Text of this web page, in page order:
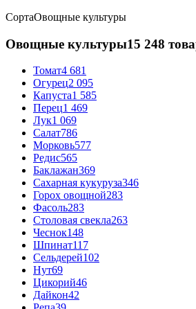
СортаОвощные культуры
Овощные культуры15 248
Томат4 681
Огурец2 095
Капуста1 585
Перец1 469
Лук1 069
Салат786
Морковь577
Редис565
Баклажан369
Сахарная кукуруза346
Горох овощной283
Фасоль283
Столовая свекла263
Чеснок148
Шпинат117
Сельдерей102
Нут69
Цикорий46
Дайкон42